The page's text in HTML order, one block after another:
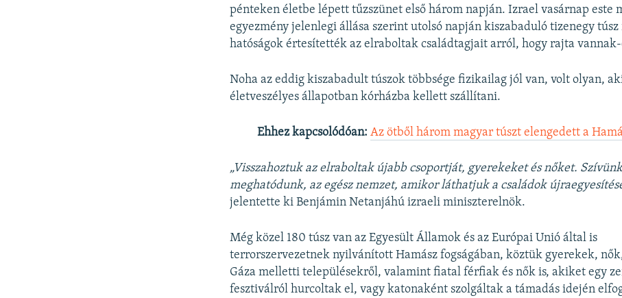
pénteken életbe lépett tűzszünet első három napján. Izrael vasárnap este
egyezmény jelenlegi állása szerint utolsó napján kiszabaduló tizenegy túsz
hatóságok értesítették az elraboltak családtagjait arról, hogy rajta
Noha az eddig kiszabadult túszok többsége fizikailag jól van, volt olyan,
életveszélyes állapotban kórházba kellett szállítani.
Ehhez kapcsolódóan:Az ötből három magyar túszt elengedett a
„Visszahoztuk az elraboltak újabb csoportját, gyerekeket és nőket.
meghatódunk, az egész nemzet, amikor láthatjuk a családok
jelentette ki Benjámin Netanjáhú izraeli miniszterelnök.
Még közel 180 túsz van az Egyesült Államok és az Európai Unió által is
terrorszervezetnek nyilvánított Hamász fogságában, köztük gyerekek,
Gáza melletti településekről, valamint fiatal férfiak és nők is, akiket egy
fesztiválról hurcoltak el, vagy katonaként szolgáltak a támadás idején